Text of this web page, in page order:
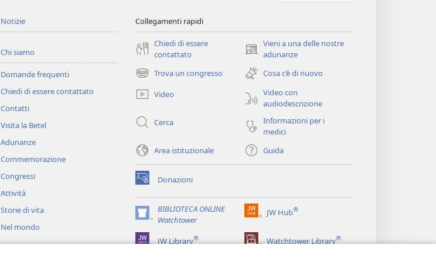
Notizie
Chi siamo
Domande frequenti
Chiedi di essere contattato
Contatti
Visita la Betel
Adunanze
Commemorazione
Congressi
Attività
Storie di vita
Nel mondo
Collegamenti rapidi
Chiedi di essere
contattato
Vieni a una delle nostre
adunanze
(apre
una
nuova
finestra)
Trova un congresso
(apre
una
nuova
Cosa c’è di nuovo
Video
Video con
audiodescrizione
Cerca
Informazioni per i
medici
Area istituzionale
Guida
Donazioni
(apre
una
nuova
finestra)
BIBLIOTECA ONLINE
Watchtower
(apre
una
nuova
JW Hub®
(apre
nuova
JW Library® Watchtower Library®